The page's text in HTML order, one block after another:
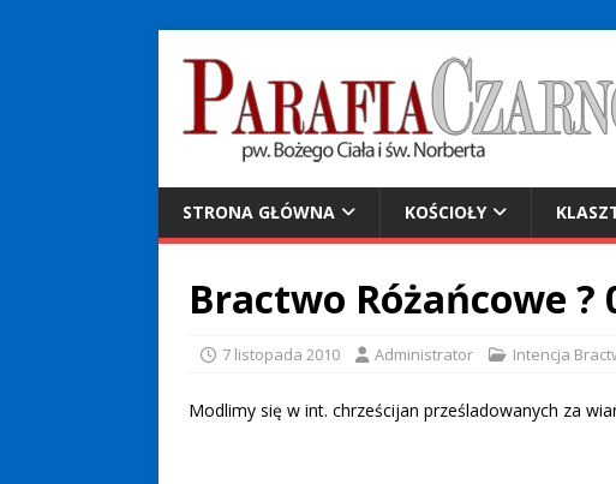
STRONA GŁÓWNA KOŚCIOŁY
Bractwo Różańcowe ?
7 listopada 2010 Administrator Intencja
Modlimy się w int. chrześcijan prześladowanych za